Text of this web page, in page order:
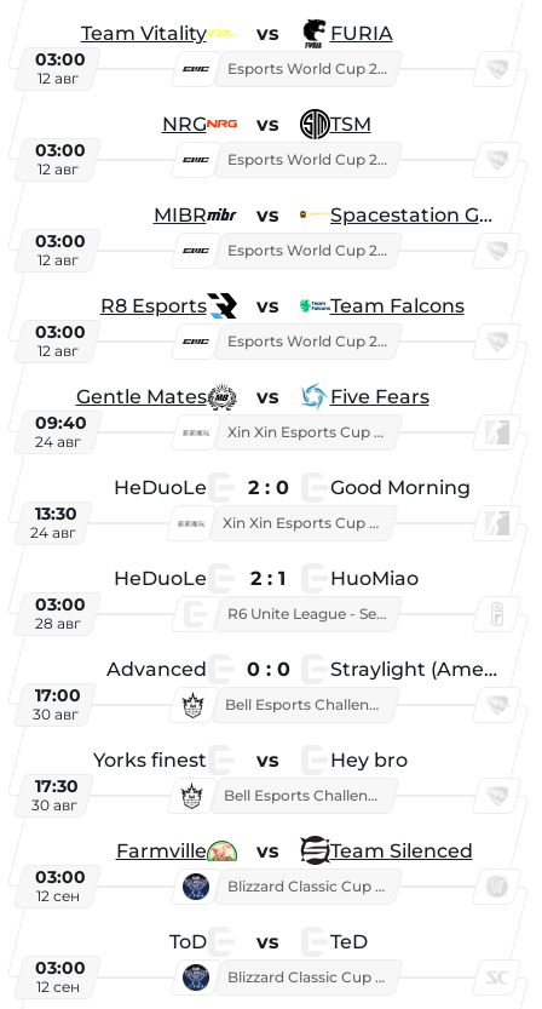
Team Vitality vs FURIA
03:00
12 авг
Esports World Cup 2026
NRG vs TSM
03:00
12 авг
Esports World Cup 2026
MIBR vs Spacestation Gaming
03:00
12 авг
Esports World Cup 2026
R8 Esports vs Team Falcons
03:00
12 авг
Esports World Cup 2026
Gentle Mates vs Five Fears
09:40
24 авг
Xin Xin Esports Cup 2025
HeDuoLe 2 : 0 Good Morning
13:30
24 авг
Xin Xin Esports Cup 2026
HeDuoLe 2 : 1 HuoMiao
03:00
28 авг
R6 Unite League - Season 1
Advanced 0 : 0 Straylight (American team)
17:00
30 авг
Bell Esports Challenge 2026
Yorks finest vs Hey bro
17:30
30 авг
Bell Esports Challenge 2026
Farmville vs Team Silenced
03:00
12 сен
Blizzard Classic Cup 2026
ToD vs TeD
03:00
12 сен
Blizzard Classic Cup 2026